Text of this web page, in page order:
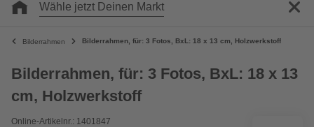
Wähle jetzt Deinen Markt
Bilderrahmen Bilderrahmen, für: 3 Fotos, BxL: 18 x 13 cm, Holzwerkstoff
Bilderrahmen, für: 3 Fotos, BxL: 18 x 13
cm, Holzwerkstoff
Online-Artikelnr.: 1401847